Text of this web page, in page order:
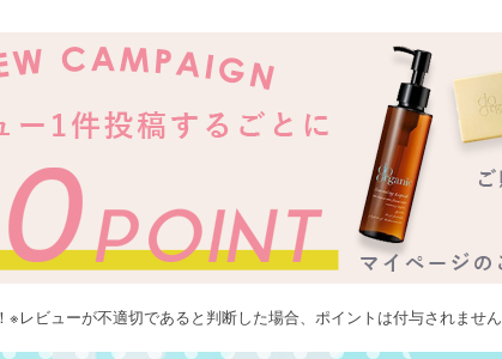
レビューが不適切であると判断した場合、ポイントは付与されません